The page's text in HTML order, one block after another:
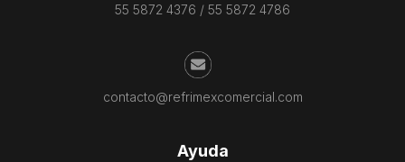
55 5872 4376 / 55 5872 4786
contacto@refrimexcomercial.com
Ayuda